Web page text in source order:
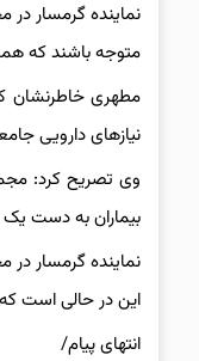
نماینده گرمسار در
متوجه باشند که
مطهری خاطرنشان
نیازهای دارویی
وی تصریح کرد:
بیماران به دست یک
نماینده گرمسار
این در حالی است که
انتهای پیام/